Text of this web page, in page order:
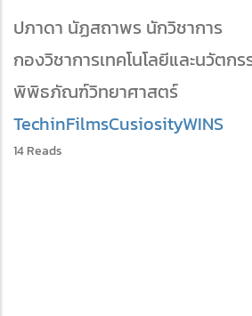
ปภาดา นัฏสถาพร นักวิชาการ
กองวิชาการเทคโนโลยีและนวัตก
พิพิธภัณฑ์วิทยาศาสตร์
TechinFilmsCusiosityWINS
14 Reads